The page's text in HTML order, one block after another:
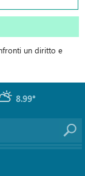
un diritto e
8.99°